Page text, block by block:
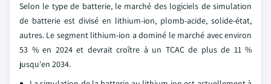
Selon le type de batterie, le marché des logiciels de simulation
de batterie est divisé en lithium-ion, plomb-acide, solide-état,
autres. Le segment lithium-ion a dominé le marché avec environ
53 % en 2024 et devrait croître à un TCAC de plus de 11 %
jusqu'en 2034.